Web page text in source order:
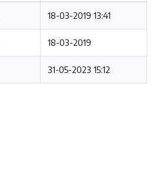
18-03-2019 13:41
18-03-2019
31-05-2023 15:12